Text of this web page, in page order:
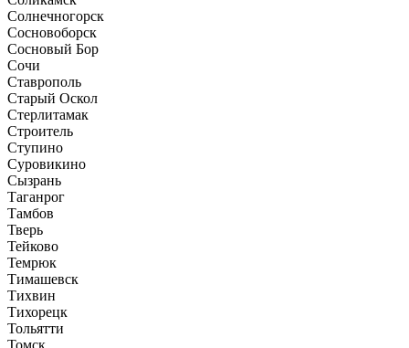
Солнечногорск
Сосновоборск
Сосновый Бор
Сочи
Ставрополь
Старый Оскол
Стерлитамак
Строитель
Ступино
Суровикино
Сызрань
Таганрог
Тамбов
Тверь
Тейково
Темрюк
Тимашевск
Тихвин
Тихорецк
Тольятти
Томск